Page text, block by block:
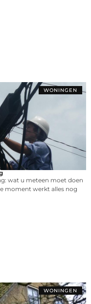
WONINGEN
wat u meteen moet doen
moment werkt alles nog
WONINGEN